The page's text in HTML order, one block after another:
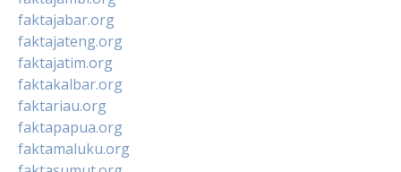
faktajabar.org
faktajateng.org
faktajatim.org
faktakalbar.org
faktariau.org
faktapapua.org
faktamaluku.org